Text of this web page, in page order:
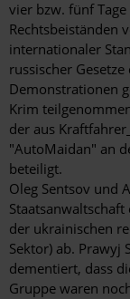
vier bzw. fünf
Rechtsbeiständen
internationaler
russischer
Demonstrationen
Krim
der aus
"AutoMaidan" an
beteiligt.
Oleg Sentsov und
der ukrainischen
Sektor) ab. Prawyj
dementiert, dass
Gruppe waren